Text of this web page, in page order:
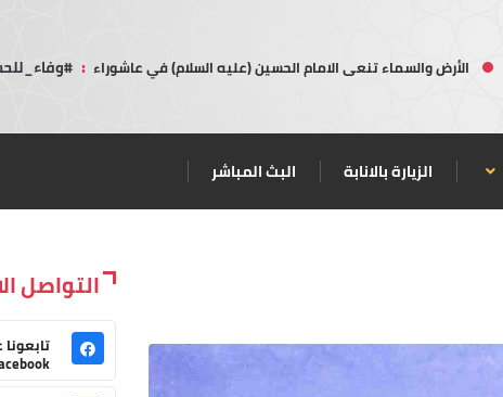
الأرض والسماء تنعى الامام الحسين (عليه السلام) في عاشوراء :
الزيارة بالانابة البث المباشر
التواصل